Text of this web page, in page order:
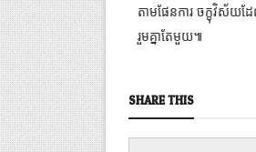
តាមផែនការ ចក្ខុវិស័
រួមគ្នាតែមួយ៕
SHARE THIS